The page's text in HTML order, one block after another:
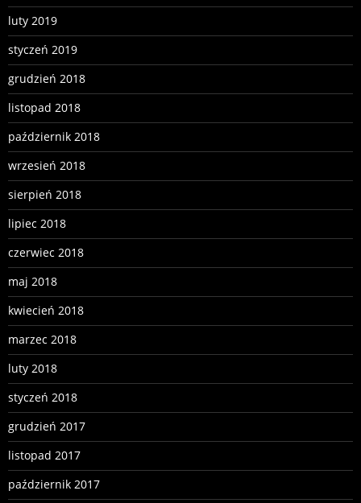
luty 2019
styczeń 2019
grudzień 2018
listopad 2018
październik 2018
wrzesień 2018
sierpień 2018
lipiec 2018
czerwiec 2018
maj 2018
kwiecień 2018
marzec 2018
luty 2018
styczeń 2018
grudzień 2017
listopad 2017
październik 2017